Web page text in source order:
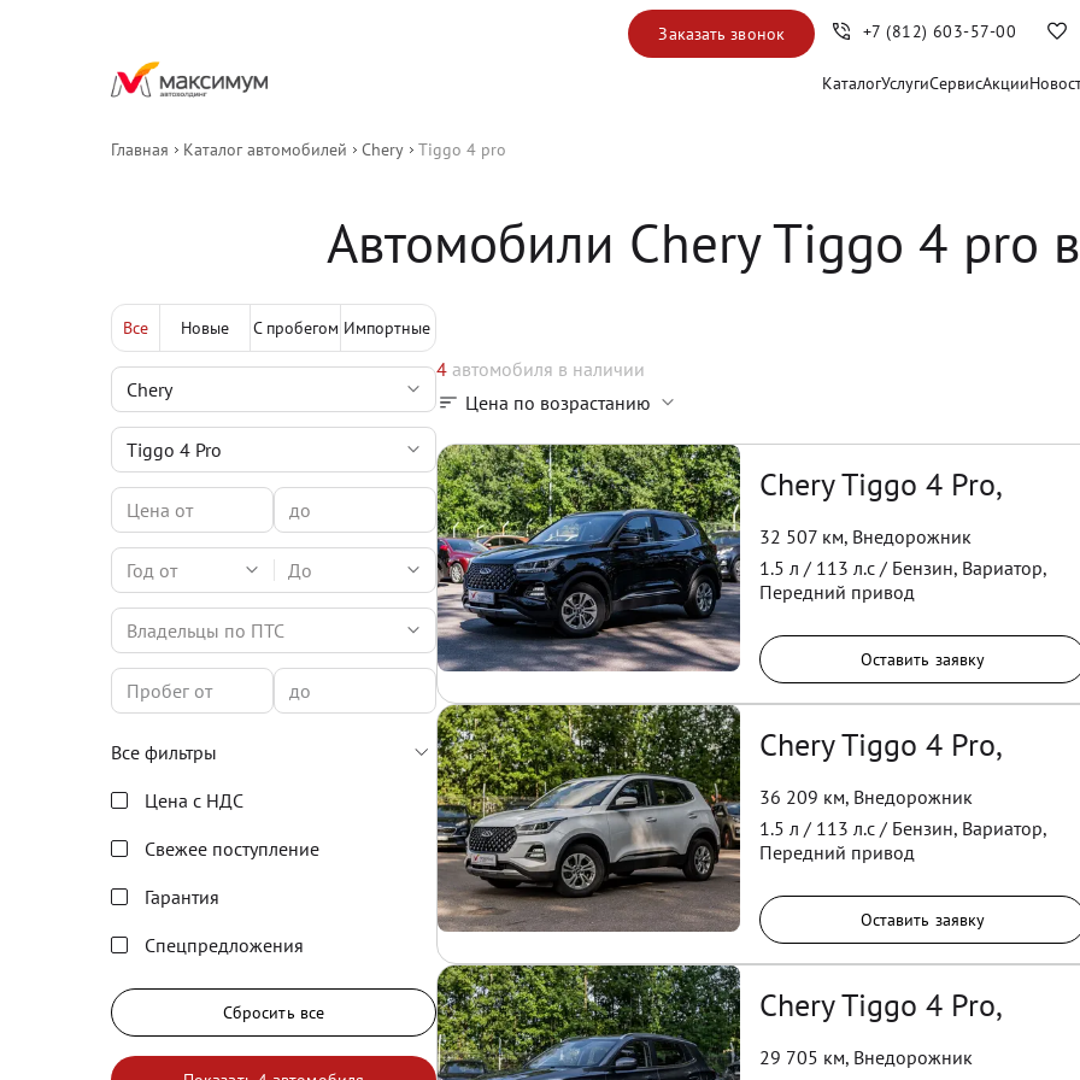
КаталогУслугиСервисАкции
Заказать звонок +7 (812) 603-57-00
Главная Каталог автомобилей Chery Tiggo 4 pro
Автомобили Chery Tiggo 4 pro
Все Новые С пробегом Импортные
Год от До
Владельцы по ПТС
Все фильтры
Цена с НДС
Свежее поступление
Гарантия
Спецпредложения
Сбросить все
4 автомобиля в наличии
Цена по возрастанию
Chery Tiggo 4 Pro,
32 507 км, Внедорожник
1.5 л / 113 л.с / Бензин, Вариатор,
Передний привод
Оставить заявку
Chery Tiggo 4 Pro,
36 209 км, Внедорожник
1.5 л / 113 л.с / Бензин, Вариатор,
Передний привод
Оставить заявку
Chery Tiggo 4 Pro,
29 705 км, Внедорожник